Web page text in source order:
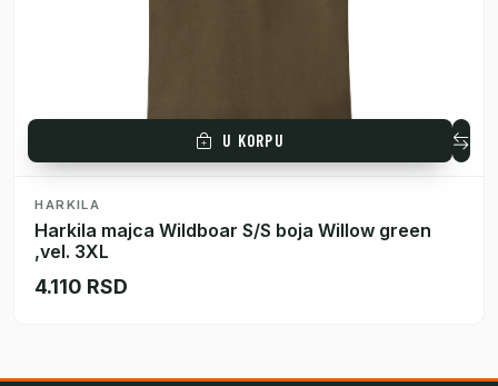
U KORPU
HARKILA
Harkila majca Wildboar S/S boja Willow green
,vel. 3XL
4.110 RSD